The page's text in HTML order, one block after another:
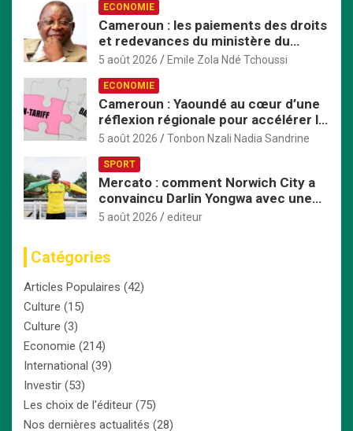
ECONOMIE
Cameroun : les paiements des droits
et redevances du ministère du
Commerce passent exclusivement
5 août 2026 Emile Zola Ndé Tchoussi
ECONOMIE
Cameroun : Yaoundé au cœur d’une
réflexion régionale pour accélérer la
mise en œuvre de la ZLECAf en
5 août 2026 Tonbon Nzali Nadia Sandrine
SPORT
Mercato : comment Norwich City a
convaincu Darlin Yongwa avec une
offre irrésistible
5 août 2026 editeur
Catégories
Articles Populaires (42)
Culture (15)
Culture (3)
Economie (214)
International (39)
Investir (53)
Les choix de l'éditeur (75)
Nos dernières actualités (28)